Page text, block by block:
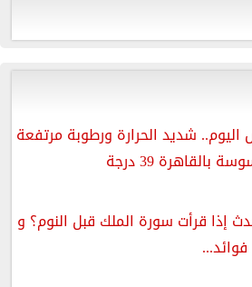
شديد الحرارة ورطوبة مرتفعة
بالقاهرة 39 درجة
إذا قرأت سورة الملك قبل النوم؟ و